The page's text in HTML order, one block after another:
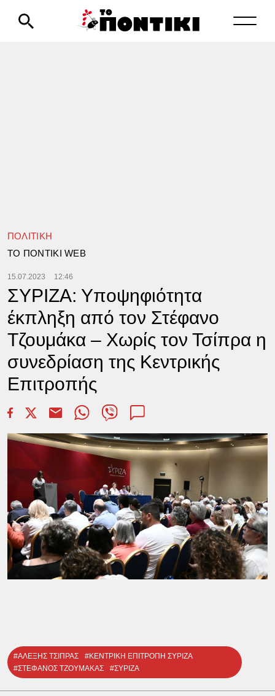
ΠΟΛΙΤΙΚΗ
TΟ ΠΟΝΤΙΚΙ WEB
15.07.2023 12:46
ΣΥΡΙΖΑ: Υποψηφιότητα
έκπληξη από τον Στέφανο
Τζουμάκα – Χωρίς τον Τσίπρα η
συνεδρίαση της Κεντρικής
Επιτροπής
#ΑΛΕΞΗΣ ΤΣΙΠΡΑΣ
#ΚΕΝΤΡΙΚΗ ΕΠΙΤΡΟΠΗ ΣΥΡΙΖΑ
#ΣΤΕΦΑΝΟΣ ΤΖΟΥΜΑΚΑΣ
#ΣΥΡΙΖΑ